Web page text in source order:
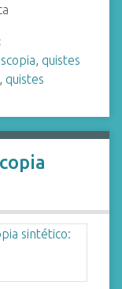
, quistes
, quistes